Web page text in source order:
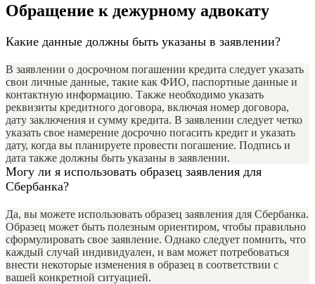
Обращение к дежурному адвокату
Какие данные должны быть указаны в заявлении?
В заявлении о досрочном погашении кредита следует указать
свои личные данные, такие как ФИО, паспортные данные и
контактную информацию. Также необходимо указать
реквизиты кредитного договора, включая номер договора,
дату заключения и сумму кредита. В заявлении следует четко
указать свое намерение досрочно погасить кредит и указать
дату, когда вы планируете провести погашение. Подпись и
дата также должны быть указаны в заявлении.
Могу ли я использовать образец заявления для
Сбербанка?
Да, вы можете использовать образец заявления для Сбербанка.
Образец может быть полезным ориентиром, чтобы правильно
сформулировать свое заявление. Однако следует помнить, что
каждый случай индивидуален, и вам может потребоваться
внести некоторые изменения в образец в соответствии с
вашей конкретной ситуацией.